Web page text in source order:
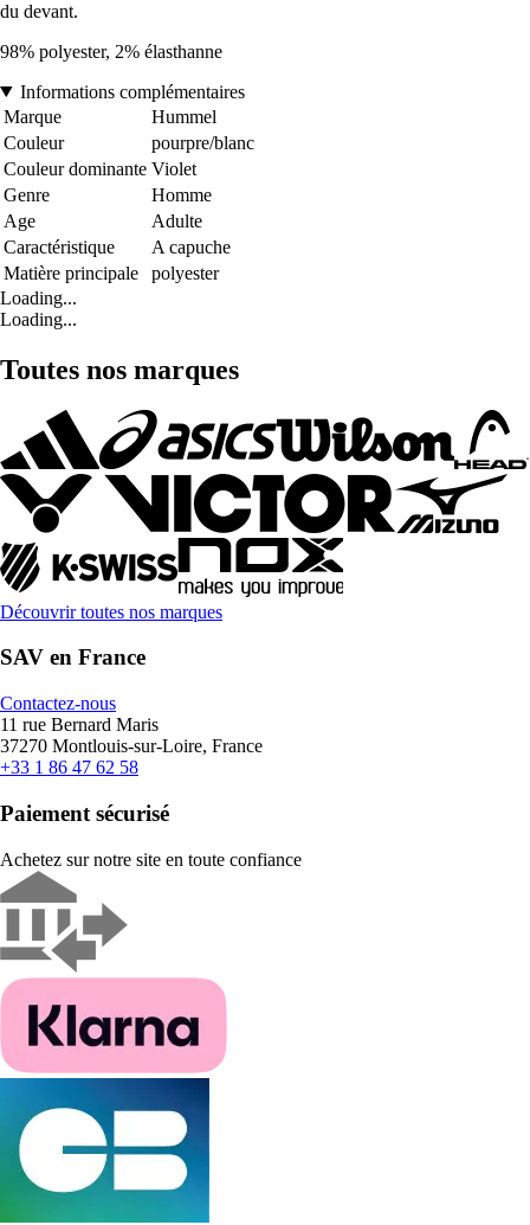
du devant.
98% polyester, 2% élasthanne
Informations complémentaires
Marque
Hummel
Couleur
pourpre/blanc
Couleur dominante Violet
Genre
Homme
Age
Adulte
Caractéristique
A capuche
Matière principale
polyester
Loading...
Loading...
Toutes nos marques
Découvrir toutes nos marques
SAV en France
Contactez-nous
11 rue Bernard Maris
37270 Montlouis-sur-Loire, France
+33 1 86 47 62 58
Paiement sécurisé
Achetez sur notre site en toute confiance